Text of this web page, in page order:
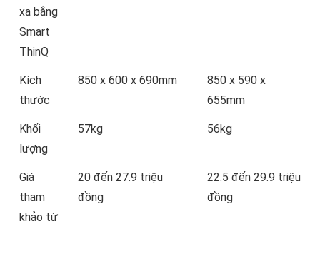
xa bằng
Smart
ThinQ
Kích
thước
850 x 600 x 690mm
850 x 590 x
655mm
Khối
lượng
57kg 56kg
Giá
tham
khảo từ
20 đến 27.9 triệu
đồng
22.5 đến 29.9 triệu
đồng